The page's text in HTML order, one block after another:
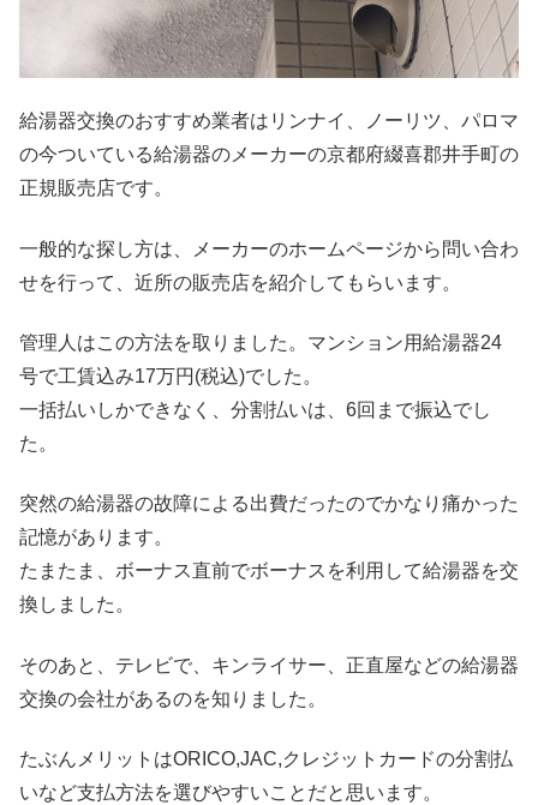
給湯器交換のおすすめ業者はリンナイ、ノーリツ、パロマ
の今ついている給湯器のメーカーの京都府綴喜郡井手町の
正規販売店です。
一般的な探し方は、メーカーのホームページから問い合わ
せを行って、近所の販売店を紹介してもらいます。
管理人はこの方法を取りました。マンション用給湯器24
号で工賃込み17万円(税込)でした。
一括払いしかできなく、分割払いは、6回まで振込でし
た。
突然の給湯器の故障による出費だったのでかなり痛かった
記憶があります。
たまたま、ボーナス直前でボーナスを利用して給湯器を交
換しました。
そのあと、テレビで、キンライサー、正直屋などの給湯器
交換の会社があるのを知りました。
たぶんメリットはORICO,JAC,クレジットカードの分割払
いなど支払方法を選びやすいことだと思います。